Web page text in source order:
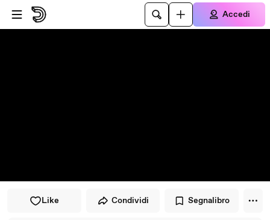
Vai al lettore
Passa al contenuto principale
Accedi
Like Condividi Segnalibro